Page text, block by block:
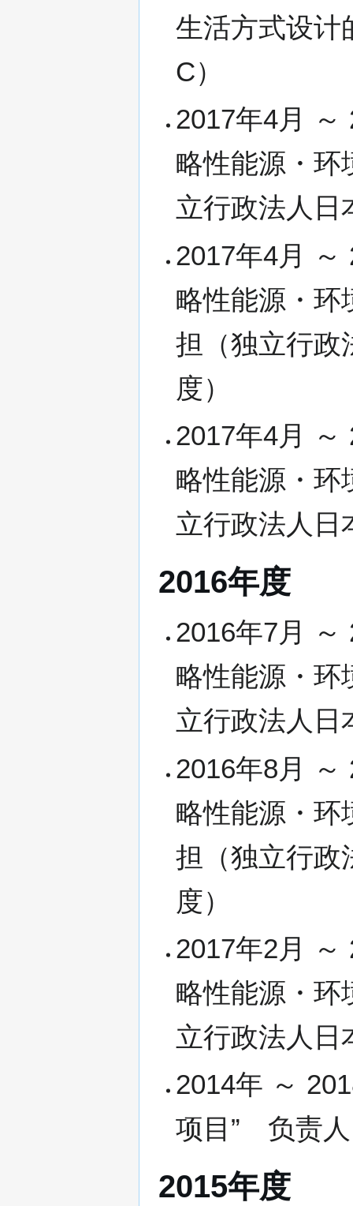
生活方式设
C）
2017年4月
略性能源・
立行政法人日
2017年4月
略性能源・
担（独立行政
度）
2017年4月
略性能源・
立行政法人日
2016年度
2016年7月
略性能源・
立行政法人日
2016年8月
略性能源・
担（独立行政
度）
2017年2月
略性能源・
立行政法人日
2014年 ～
项目” 负责人
2015年度